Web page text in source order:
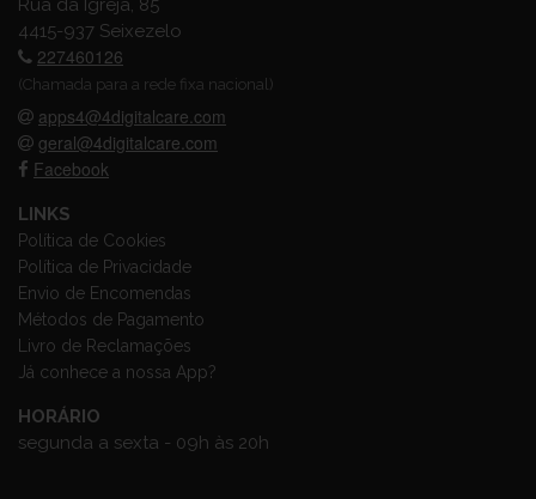
Rua da Igreja, 85
4415-937 Seixezelo
227460126
(Chamada para a rede fixa nacional)
apps4@4digitalcare.com
geral@4digitalcare.com
Facebook
LINKS
Política de Cookies
Política de Privacidade
Envio de Encomendas
Métodos de Pagamento
Livro de Reclamações
Já conhece a nossa App?
HORÁRIO
segunda a sexta - 09h às 20h